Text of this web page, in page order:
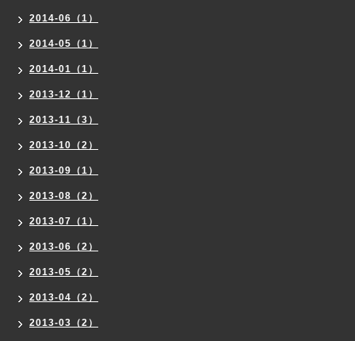
2014-06（1）
2014-05（1）
2014-01（1）
2013-12（1）
2013-11（3）
2013-10（2）
2013-09（1）
2013-08（2）
2013-07（1）
2013-06（2）
2013-05（2）
2013-04（2）
2013-03（2）